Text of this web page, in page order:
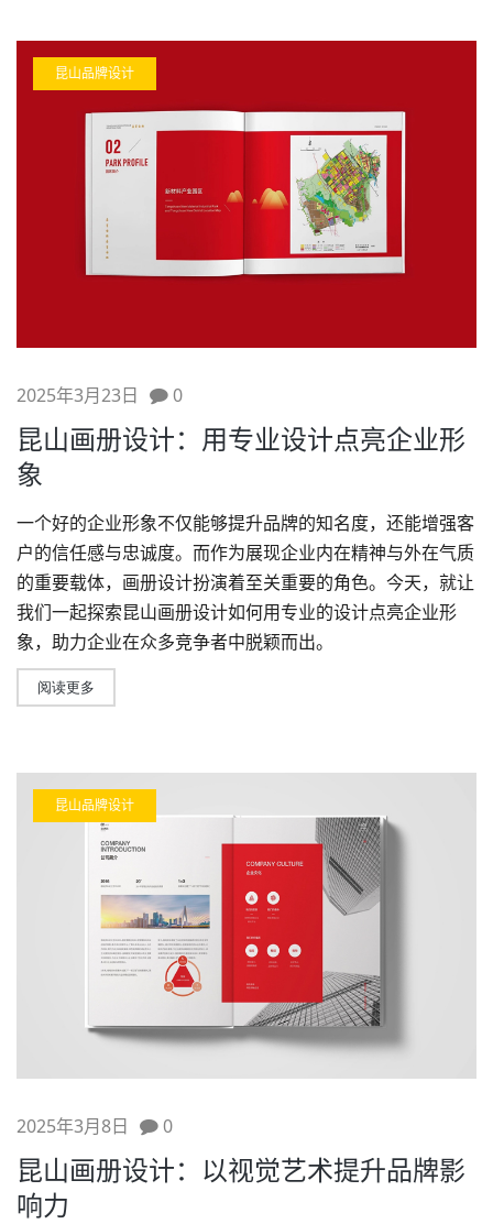
昆山品牌设计
2025年3月23日 0
昆山画册设计：用专业设计点亮企业形
象
一个好的企业形象不仅能够提升品牌的知名度，还能增强客
户的信任感与忠诚度。而作为展现企业内在精神与外在气质
的重要载体， 画册设计扮演着至关重要的角色。今天，就让
我们一起探索昆山画册设计如何用专业的设计点亮企业形
象，助力企业在众多竞争者中脱颖而出。
阅读更多
昆山品牌设计
2025年3月8日 0
昆山画册设计：以视觉艺术提升品牌影
响力